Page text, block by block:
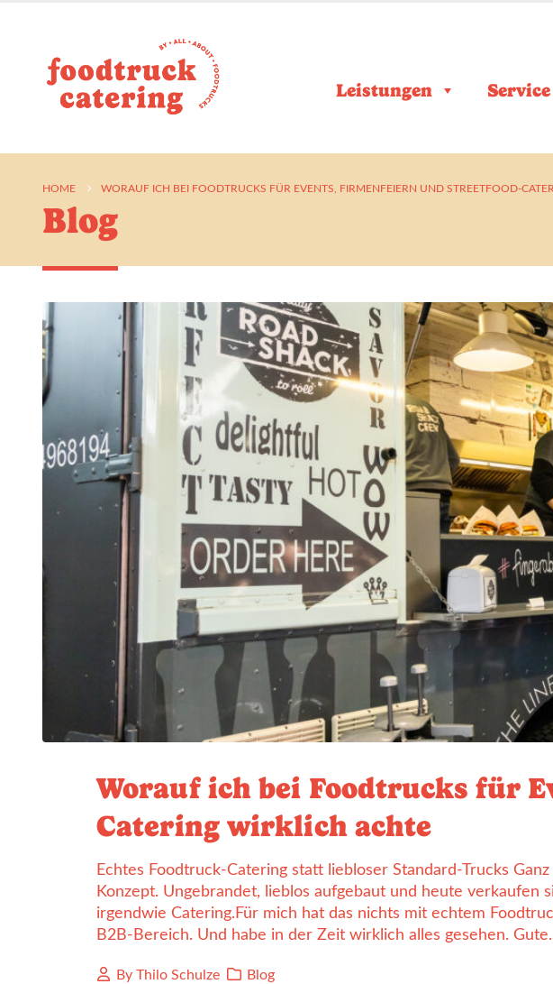
Leistungen Service
HOME WORAUF ICH BEI FOODTRUCKS FÜR EVENTS, FIRMENFEIERN UND STREETFOOD-
Blog
Worauf ich bei Foodtrucks für
Catering wirklich achte
Echtes Foodtruck-Catering statt liebloser Standard-Trucks
Konzept. Ungebrandet, lieblos aufgebaut und heute
irgendwie Catering.Für mich hat das nichts mit echtem
B2B-Bereich. Und habe in der Zeit wirklich alles gesehen.
ByThilo Schulze Blog